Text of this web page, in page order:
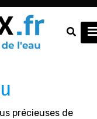
précieuses de